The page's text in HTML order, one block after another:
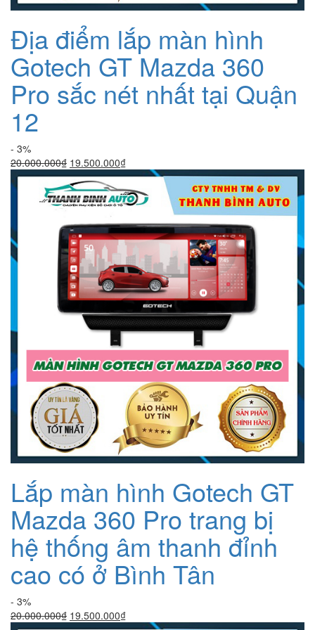
Địa điểm lắp màn hình
Gotech GT Mazda 360
Pro sắc nét nhất tại Quận
12
- 3%
20.000.000₫ Giá
gốc
là:
20.000.000₫.
19.500.000₫Giá
hiện
tại
là:
19.500.000₫.
Lắp màn hình Gotech GT
Mazda 360 Pro trang bị
hệ thống âm thanh đỉnh
cao có ở Bình Tân
- 3%
20.000.000₫ Giá
19.500.000₫Giá